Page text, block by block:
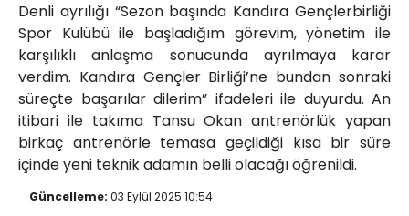
Denli ayrılığı “Sezon başında Kandıra Gençlerbirliği
Spor Kulübü ile başladığım görevim, yönetim ile
karşılıklı anlaşma sonucunda ayrılmaya karar
verdim. Kandıra Gençler Birliği’ne bundan sonraki
süreçte başarılar dilerim” ifadeleri ile duyurdu. An
itibari ile takıma Tansu Okan antrenörlük yapan
birkaç antrenörle temasa geçildiği kısa bir süre
içinde yeni teknik adamın belli olacağı öğrenildi.
Güncelleme: 03 Eylül 2025 10:54